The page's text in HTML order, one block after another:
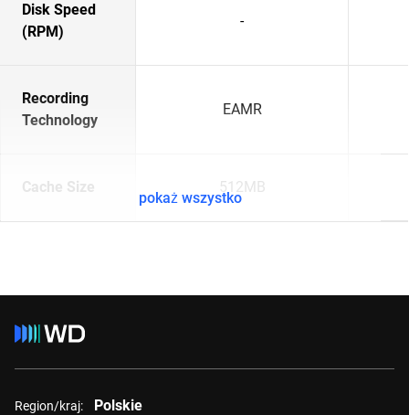
Disk Speed
(RPM)
-
Recording
Technology
EAMR
Cache Size 512MB
pokaż wszystko
Region/kraj: Polskie